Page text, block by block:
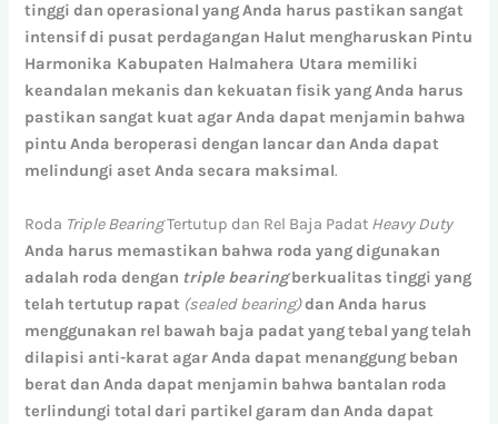
tinggi dan operasional yang Anda harus pastikan sangat
intensifdi pusat perdagangan Halut mengharuskan Pintu
Harmonika Kabupaten Halmahera Utara memiliki
keandalan mekanis dan kekuatan fisik yang Anda harus
pastikan sangat kuat agar Anda dapat menjamin bahwa
pintu Anda beroperasi dengan lancar dan Anda dapat
melindungi aset Anda secara maksimal.
Roda Triple BearingTertutup dan Rel Baja Padat Heavy Duty
Anda harus memastikan bahwa roda yang digunakan
adalah roda dengan triple bearing berkualitas tinggi yang
telah tertutup rapat (sealed bearing)dan Anda harus
menggunakan rel bawah baja padat yang tebal yang telah
dilapisi anti-karat agar Anda dapat menanggung beban
berat dan Anda dapat menjamin bahwa bantalan roda
terlindungi total dari partikel garam dan Anda dapat